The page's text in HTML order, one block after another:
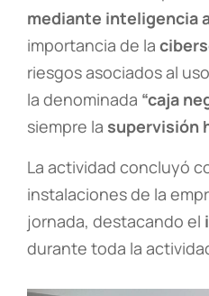
mediante inteligencia
importancia de la
riesgos asociados al
la denominada “caja
siempre la supervisión
La actividad concluyó
instalaciones de la
jornada, destacando el
durante toda la